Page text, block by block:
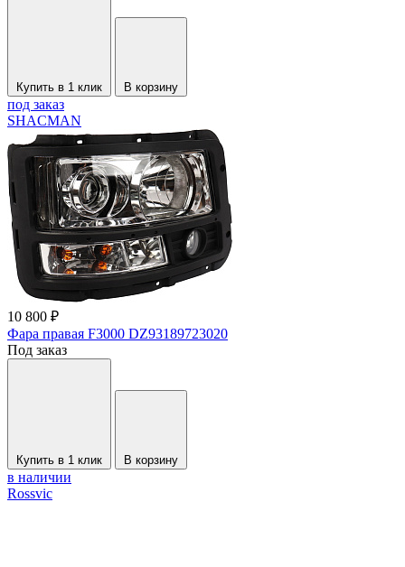
Купить в 1 клик В корзину
под заказ
SHACMAN
10 800 ₽
Фара правая F3000 DZ93189723020
Под заказ
Купить в 1 клик В корзину
в наличии
Rossvic